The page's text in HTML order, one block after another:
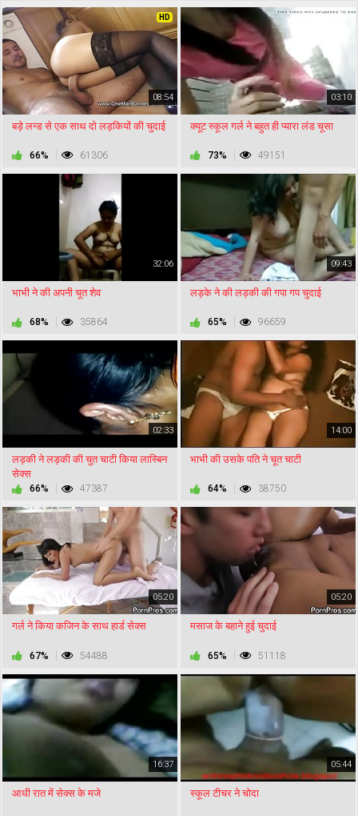
08:54
HD
बड़े लन्ड से एक साथ दो लड़कियों की चुदाई
66% 61306
03:10
क्यूट स्कूल गर्ल ने बहुत ही प्यारा लंड चूसा
73% 49151
32:06
भाभी ने की अपनी चूत शेव
68% 35864
09:43
लड़के ने की लड़की की गपा गप चुदाई
65% 96659
02:33
लड़की ने लड़की की चुत चाटी किया लास्बिन
सेक्स
66% 47387
14:00
भाभी की उसके पति ने चूत चाटी
64% 38750
05:20
गर्ल ने किया कजिन के साथ हार्ड सेक्स
67% 54488
05:20
मसाज के बहाने हुई चुदाई
65% 51118
16:37
आधी रात में सेक्स के मजे
05:44
स्कूल टीचर ने चोदा